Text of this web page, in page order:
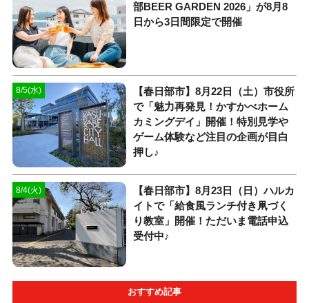
部BEER GARDEN 2026」が8月8
日から3日間限定で開催
8/5(水)
【春日部市】8月22日（土）市役所
で「魅力再発見！かすかべホーム
カミングデイ」開催！特別見学や
ゲーム体験など注目の企画が目白
押し♪
8/4(火)
【春日部市】8月23日（日）ハルカ
イトで「給食風ランチ付き凧づく
り教室」開催！ただいま電話申込
受付中♪
おすすめ記事